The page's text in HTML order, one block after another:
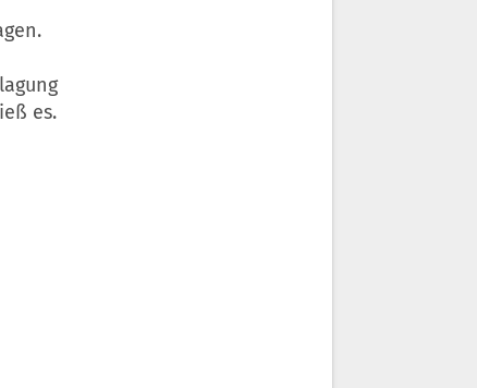
es.